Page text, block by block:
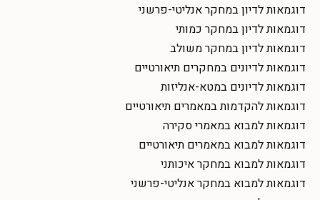
דוגמאות לדיון במחקר אנליטי-פרשני
דוגמאות לדיון במחקר כמותי
דוגמאות לדיון במחקר משולב
דוגמאות לדיונים במחקרים תיאורטיים
דוגמאות לדיונים במטא-אנליזות
דוגמאות להקדמות במאמרים תיאורטיים
דוגמאות למבוא במאמרי סקירה
דוגמאות למבוא במאמרים תיאורטיים
דוגמאות למבוא במחקר איכותני
דוגמאות למבוא במחקר אנליטי-פרשני